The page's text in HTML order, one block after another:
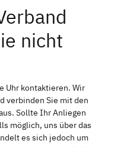
nicht
Uhr kontaktieren. Wir
verbinden Sie mit den
Sollte Ihr Anliegen
möglich, uns über das
es sich jedoch um